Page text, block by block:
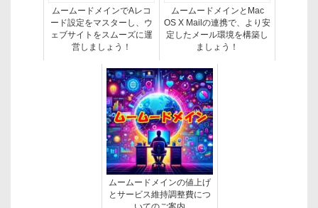
ムームードメインでAレコ
ード設定をマスターし、ウ
ェブサイトをスムーズに運
営しましょう！
ムームードメインとMac
OS X Mailの連携で、より安
定したメール環境を構築し
ましょう！
ムームードメインの値上げ
とサービス維持調整費につ